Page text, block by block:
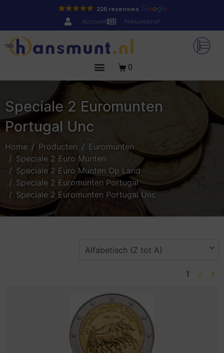
225 recensies
Account Nieuwsbrief
0
Speciale 2 Euromunten
Portugal Unc
Home Producten
Euromunten
Speciale 2 Euro Munten
Speciale 2 Euro Munten Op Land
Speciale 2 Euromunten Portugal
Speciale 2 Euromunten Portugal Unc
1 2